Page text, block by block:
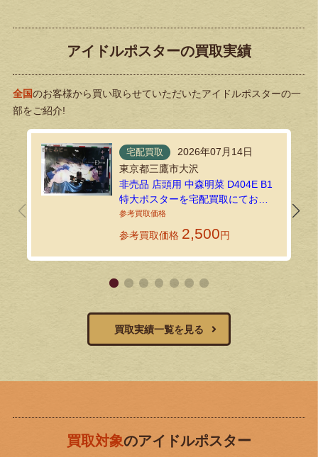
アイドルポスターの買取実績
全国のお客様から買い取らせていただいたアイドルポスターの一
部をご紹介!
宅配買取
2026年07月14日
東京都三鷹市大沢
非売品 店頭用 中森明菜 D404E B1
特大ポスターを宅配買取にてお送
りいただきました
参考買取価格 2,500円
買取実績一覧を見る
買取対象のアイドルポスター